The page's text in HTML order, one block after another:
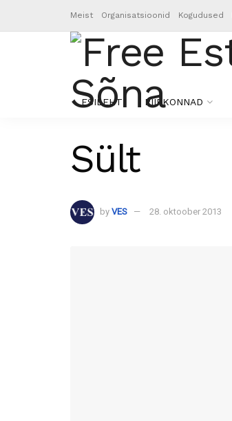
Meist Organisatsioonid Kogudused
ESILEHT PIIRKONNAD
Sült
by VES 28. oktoober 2013